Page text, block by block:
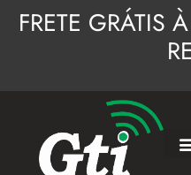
paraFRETE GRÁTIS